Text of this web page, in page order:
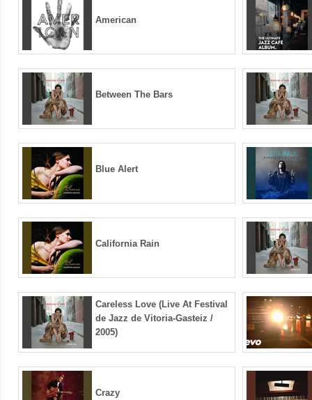
American
Between The Bars
Blue Alert
California Rain
Careless Love (Live At Festival
de Jazz de Vitoria-Gasteiz /
2005)
Crazy